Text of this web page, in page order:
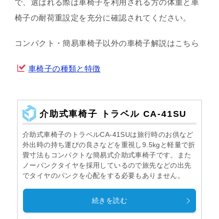
で、選ばれる際は車椅子を利用される方の体重と車
椅子の耐荷重設定を充分に確認されてください。
コンパクト・簡易車椅子以外の車椅子解説はこちら
車椅子の種類と特徴
介助式車椅子 トラベル CA-41SU
介助式車椅子のトラベルCA-41SUは旅行時のお供など
外出時の持ち運びの良さなどを重視し9.5kgと軽量で折
畳寸法もコンパクトな簡易式介助式車椅子です。また
ノーパンクタイヤを採用しているので旅先などの出先
でタイヤのパンクを心配をする必要もありません。
続きを読む